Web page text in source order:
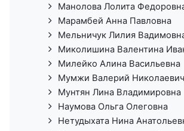
Манолова Лолита
Марамбей Анна Павловна
Мельничук Лилия
Миколишина Валентина
Милейко Алина Васильевна
Мумжи Валерий Николаевич
Мунтян Лина Владимировна
Наумова Ольга Олеговна
Нетудыхата Нина